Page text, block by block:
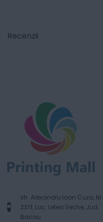
Recenzii
str. Alexandru Ioan Cuza, Nr.
237f, Loc. Letea Veche, Jud.
Bacau